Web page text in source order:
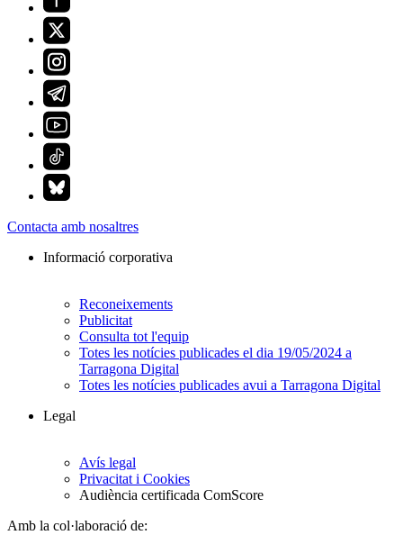
Contacta amb nosaltres
Informació corporativa
Reconeixements
Publicitat
Consulta tot l'equip
Totes les notícies publicades el dia 19/05/2024 a
Tarragona Digital
Totes les notícies publicades avui a Tarragona Digital
Legal
Avís legal
Privacitat i Cookies
Audiència certificada ComScore
Amb la col·laboració de: